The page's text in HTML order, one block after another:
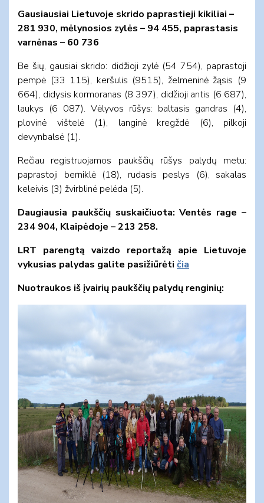
Gausiausiai Lietuvoje skrido paprastieji kikiliai –
281 930, mėlynosios zylės – 94 455, paprastasis
varnėnas – 60 736
Be šių, gausiai skrido: didžioji zylė (54 754), paprastoji
pempė (33 115), keršulis (9515), želmeninė žąsis (9
664), didysis kormoranas (8 397), didžioji antis (6 687),
laukys (6 087). Vėlyvos rūšys: baltasis gandras (4),
plovinė vištelė (1), langinė kregždė (6), pilkoji
devynbalsė (1).
Rečiau registruojamos paukščių rūšys palydų metu:
paprastoji berniklė (18), rudasis peslys (6), sakalas
keleivis (3) žvirblinė pelėda (5).
Daugiausia paukščių suskaičiuota: Ventės rage –
234 904, Klaipėdoje – 213 258.
LRT parengtą vaizdo reportažą apie Lietuvoje
vykusias palydas galite pasižiūrėti čia
Nuotraukos iš įvairių paukščių palydų renginių: